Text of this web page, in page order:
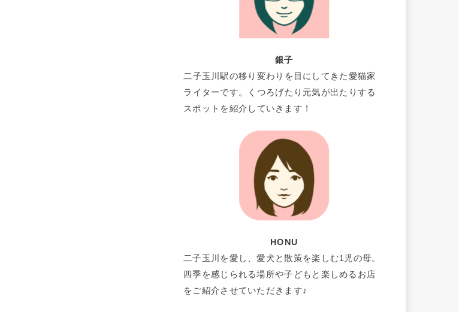
銀子
二子玉川駅の移り変わりを目にしてきた愛猫家
ライターです。くつろげたり元気が出たりする
スポットを紹介していきます！
HONU
二子玉川を愛し、愛犬と散策を楽しむ1児の母。
四季を感じられる場所や子どもと楽しめるお店
をご紹介させていただきます♪